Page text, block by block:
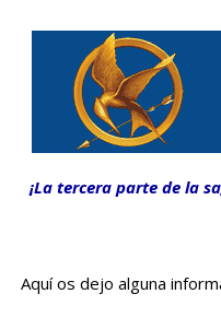
¡La tercera parte de la
Aquí os dejo alguna